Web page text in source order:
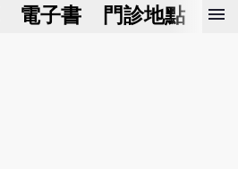
電子書 門診地點 預
menu